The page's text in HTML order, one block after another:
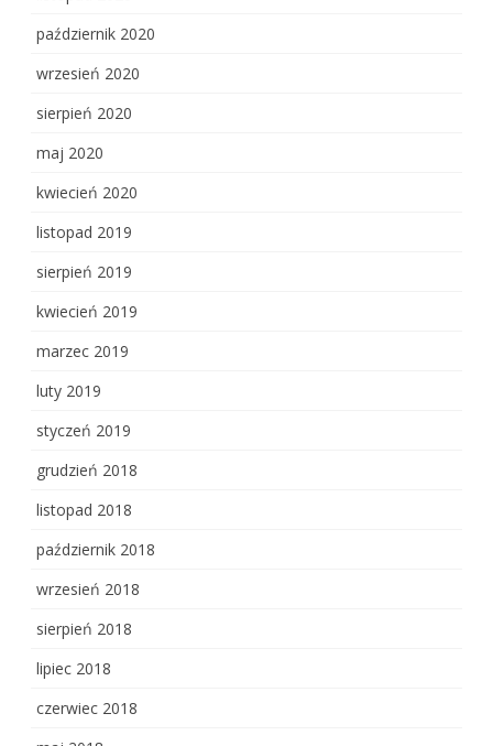
październik 2020
wrzesień 2020
sierpień 2020
maj 2020
kwiecień 2020
listopad 2019
sierpień 2019
kwiecień 2019
marzec 2019
luty 2019
styczeń 2019
grudzień 2018
listopad 2018
październik 2018
wrzesień 2018
sierpień 2018
lipiec 2018
czerwiec 2018